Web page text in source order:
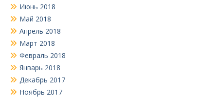
Июнь 2018
Май 2018
Апрель 2018
Март 2018
Февраль 2018
Январь 2018
Декабрь 2017
Ноябрь 2017